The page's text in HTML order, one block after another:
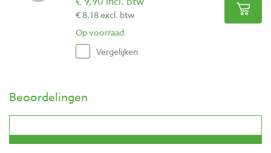
€ 8,18 excl. btw
Op voorraad
Vergelijken
Beoordelingen